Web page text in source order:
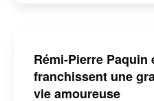
Rémi-Pierre Paquin
franchissent une
vie amoureuse